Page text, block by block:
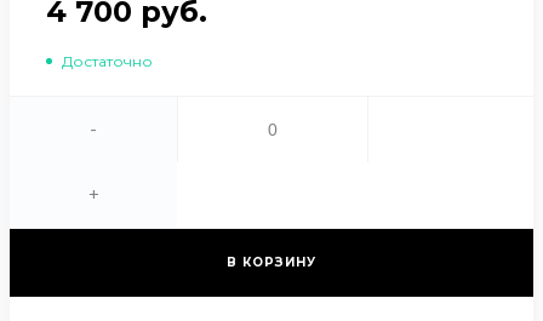
4 700 руб.
Достаточно
-
+
В КОРЗИНУ